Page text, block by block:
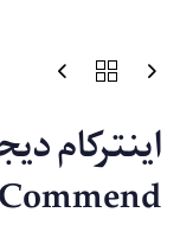
اینترکام
Commend مدل EX 7504 S